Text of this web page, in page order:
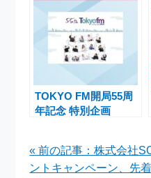
アチケット獲得のチャ
TOKYO FM開局55周
年記念 特別企画
ソードとプレゼント
« 前の記事：株式会社
ントキャンペーン、先